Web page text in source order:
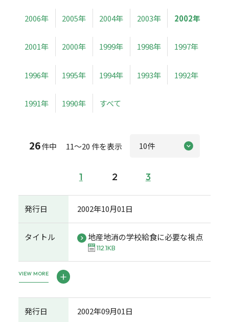
2006年 2005年 2004年 2003年 2002年
2001年 2000年 1999年 1998年 1997年
1996年 1995年 1994年 1993年 1992年
1991年 1990年 すべて
26件中 11～20 件を表示
1 2 3
発行日 2002年10月01日
タイトル 地産地消の学校給食に必要な視点
112.1KB
VIEW MORE
発行日 2002年09月01日